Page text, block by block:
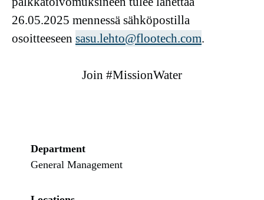
26.05.2025 mennessä sähköpostilla
osoitteeseen sasu.lehto@flootech.com.
Join #MissionWater
Department
General Management